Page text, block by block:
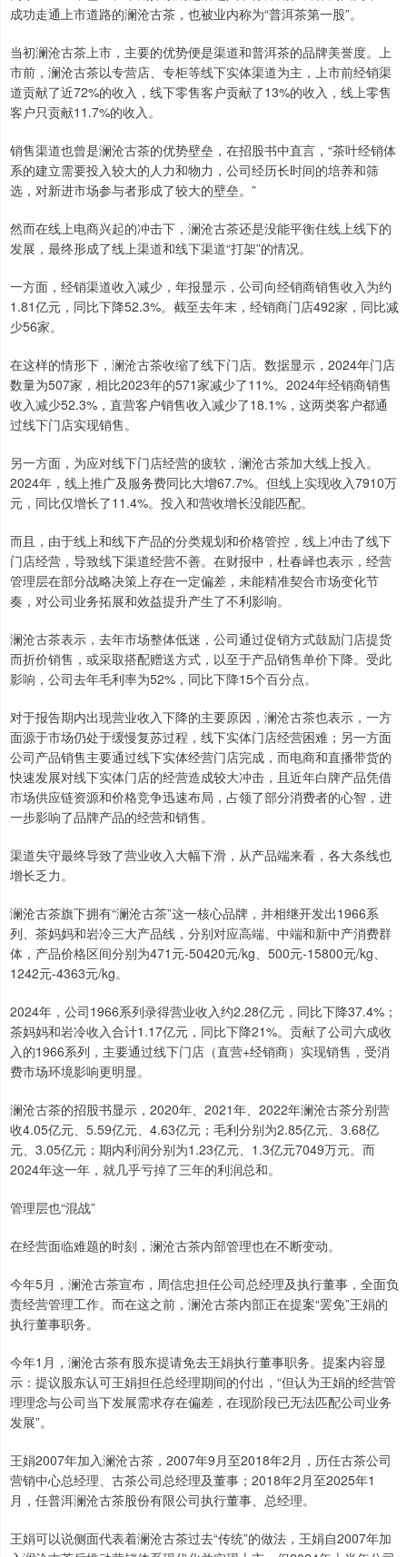
成功走通上市道路的澜沧古茶，也被业内称为“普洱茶第一股”。
当初澜沧古茶上市，主要的优势便是渠道和普洱茶的品牌美誉度。上
市前，澜沧古茶以专营店、专柜等线下实体渠道为主，上市前经销渠
道贡献了近72%的收入，线下零售客户贡献了13%的收入，线上零售
客户只贡献11.7%的收入。
销售渠道也曾是澜沧古茶的优势壁垒，在招股书中直言，“茶叶经销体
系的建立需要投入较大的人力和物力，公司经历长时间的培养和筛
选，对新进市场参与者形成了较大的壁垒。”
然而在线上电商兴起的冲击下，澜沧古茶还是没能平衡住线上线下的
发展，最终形成了线上渠道和线下渠道“打架”的情况。
一方面，经销渠道收入减少，年报显示，公司向经销商销售收入为约
1.81亿元，同比下降52.3%。截至去年末，经销商门店492家，同比减
少56家。
在这样的情形下，澜沧古茶收缩了线下门店。数据显示，2024年门店
数量为507家，相比2023年的571家减少了11%。2024年经销商销售
收入减少52.3%，直营客户销售收入减少了18.1%，这两类客户都通
过线下门店实现销售。
另一方面，为应对线下门店经营的疲软，澜沧古茶加大线上投入。
2024年，线上推广及服务费同比大增67.7%。但线上实现收入7910万
元，同比仅增长了11.4%。投入和营收增长没能匹配。
而且，由于线上和线下产品的分类规划和价格管控，线上冲击了线下
门店经营，导致线下渠道经营不善。在财报中，杜春峄也表示，经营
管理层在部分战略决策上存在一定偏差，未能精准契合市场变化节
奏，对公司业务拓展和效益提升产生了不利影响。
澜沧古茶表示，去年市场整体低迷，公司通过促销方式鼓励门店提货
而折价销售，或采取搭配赠送方式，以至于产品销售单价下降。受此
影响，公司去年毛利率为52%，同比下降15个百分点。
对于报告期内出现营业收入下降的主要原因，澜沧古茶也表示，一方
面源于市场仍处于缓慢复苏过程，线下实体门店经营困难；另一方面
公司产品销售主要通过线下实体经营门店完成，而电商和直播带货的
快速发展对线下实体门店的经营造成较大冲击，且近年白牌产品凭借
市场供应链资源和价格竞争迅速布局，占领了部分消费者的心智，进
一步影响了品牌产品的经营和销售。
渠道失守最终导致了营业收入大幅下滑，从产品端来看，各大条线也
增长乏力。
澜沧古茶旗下拥有“澜沧古茶”这一核心品牌，并相继开发出1966系
列、茶妈妈和岩冷三大产品线，分别对应高端、中端和新中产消费群
体，产品价格区间分别为471元-50420元/kg、500元-15800元/kg、
1242元-4363元/kg。
2024年，公司1966系列录得营业收入约2.28亿元，同比下降37.4%；
茶妈妈和岩冷收入合计1.17亿元，同比下降21%。贡献了公司六成收
入的1966系列，主要通过线下门店（直营+经销商）实现销售，受消
费市场环境影响更明显。
澜沧古茶的招股书显示，2020年、2021年、2022年澜沧古茶分别营
收4.05亿元、5.59亿元、4.63亿元；毛利分别为2.85亿元、3.68亿
元、3.05亿元；期内利润分别为1.23亿元、1.3亿元7049万元。而
2024年这一年，就几乎亏掉了三年的利润总和。
管理层也“混战”
在经营面临难题的时刻，澜沧古茶内部管理也在不断变动。
今年5月，澜沧古茶宣布，周信忠担任公司总经理及执行董事，全面负
责经营管理工作。而在这之前，澜沧古茶内部正在提案“罢免”王娟的
执行董事职务。
今年1月，澜沧古茶有股东提请免去王娟执行董事职务。提案内容显
示：提议股东认可王娟担任总经理期间的付出，“但认为王娟的经营管
理理念与公司当下发展需求存在偏差，在现阶段已无法匹配公司业务
发展”。
王娟2007年加入澜沧古茶，2007年9月至2018年2月，历任古茶公司
营销中心总经理、古茶公司总经理及董事；2018年2月至2025年1
月，任普洱澜沧古茶股份有限公司执行董事、总经理。
王娟可以说侧面代表着澜沧古茶过去“传统”的做法，王娟自2007年加